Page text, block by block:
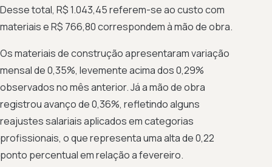
Desse total, R$ 1.043,45 referem-se ao custo com
materiais e R$ 766,80 correspondem à mão de obra.
Os materiais de construção apresentaram variação
mensal de 0,35%, levemente acima dos 0,29%
observados no mês anterior. Já a mão de obra
registrou avanço de 0,36%, refletindo alguns
reajustes salariais aplicados em categorias
profissionais, o que representa uma alta de 0,22
ponto percentual em relação a fevereiro.